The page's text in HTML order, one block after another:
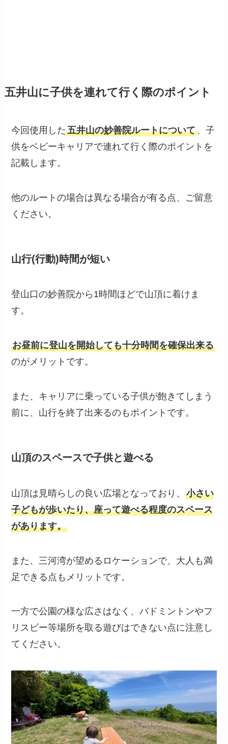
五井山に子供を連れて行く際のポイント
今回使用した五井山の妙善院ルートについて、子
供をベビーキャリアで連れて行く際のポイントを
記載します。
他のルートの場合は異なる場合が有る点、ご留意
ください。
山行(行動)時間が短い
登山口の妙善院から1時間ほどで山頂に着けま
す。
お昼前に登山を開始しても十分時間を確保出来る
のがメリットです。
また、キャリアに乗っている子供が飽きてしまう
前に、山行を終了出来るのもポイントです。
山頂のスペースで子供と遊べる
山頂は見晴らしの良い広場となっており、小さい
子どもが歩いたり、座って遊べる程度のスペース
があります。
また、三河湾が望めるロケーションで、大人も満
足できる点もメリットです。
一方で公園の様な広さはなく、バドミントンやフ
リスビー等場所を取る遊びはできない点に注意し
てください。